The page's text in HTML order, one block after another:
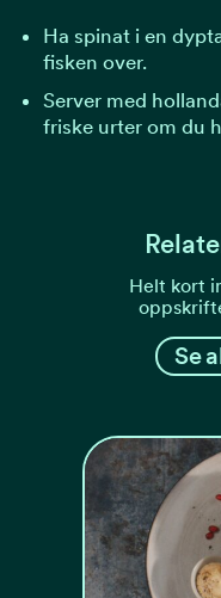
Ha spinat i en
fisken over.
Server med
friske urter om du
Helt kort
Se